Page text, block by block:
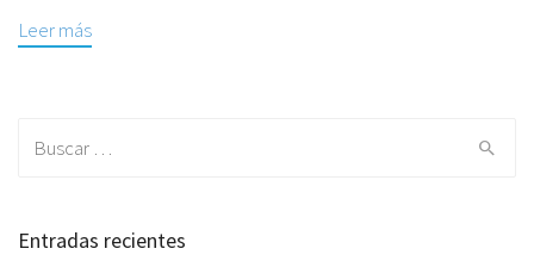
Leer más
Entradas recientes